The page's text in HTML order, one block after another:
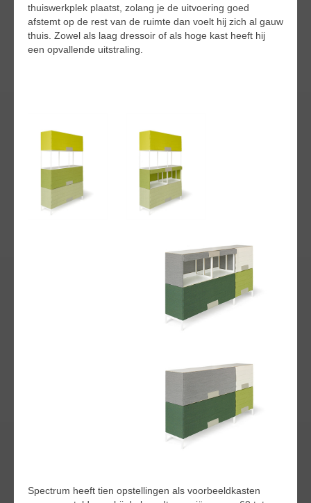
thuiswerkplek plaatst, zolang je de uitvoering goed
afstemt op de rest van de ruimte dan voelt hij zich al gauw
thuis. Zowel als laag dressoir of als hoge kast heeft hij
een opvallende uitstraling.
Spectrum heeft tien opstellingen als voorbeeldkasten